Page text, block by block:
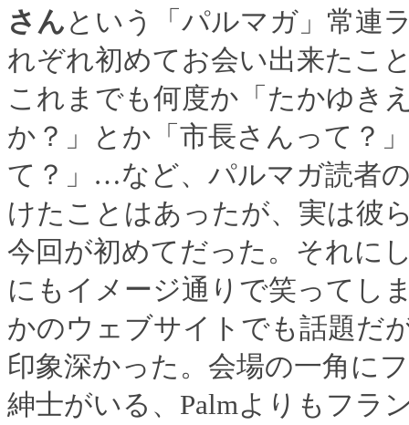
さん という「パルマガ」常連
れぞれ初めてお会い出来たこ
これまでも何度か「たかゆき
か？」とか「市長さんって？
て？」…など、パルマガ読者
けたことはあったが、実は彼
今回が初めてだった。それに
にもイメージ通りで笑ってし
かのウェブサイトでも話題だ
印象深かった。会場の一角に
紳士がいる、Palmよりもフラ